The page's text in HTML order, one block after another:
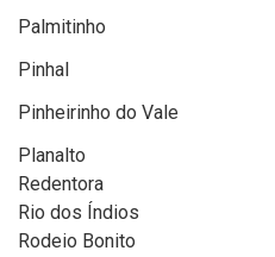
Palmitinho
Pinhal
Pinheirinho do Vale
Planalto
Redentora
Rio dos Índios
Rodeio Bonito